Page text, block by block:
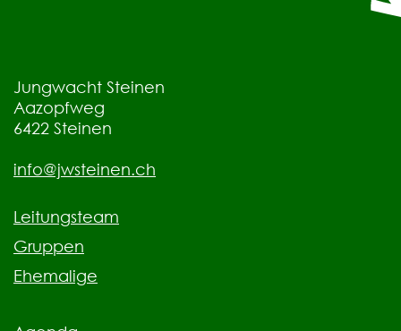
Jungwacht Steinen
Aazopfweg
6422 Steinen
info@jwsteinen.ch
Leitungsteam
Gruppen
Ehemalige